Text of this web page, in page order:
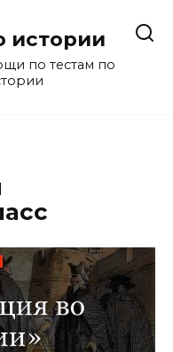
истории
по тестам по